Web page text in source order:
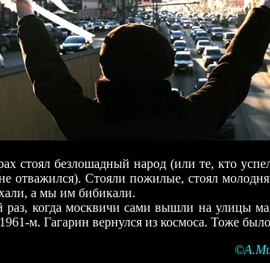
безлошадный народ (или те, кто успел
не отважился). Стояли пожилые, стоял
а мы им бибикали.
москвичи сами вышли на улицы
м. Гагарин вернулся из космоса. Тоже было